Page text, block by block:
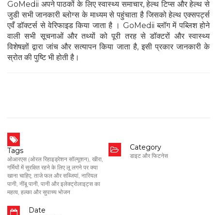
GoMedii अपने पाठकों के लिए स्वास्थ्य समाचार, हेल्थ टिप्स और हेल्थ से
जुडी सभी जानकारी ब्लोग्स के माध्यम से पहुंचाता है जिसको हेल्थ एक्सपर्ट्स
एवँ डॉक्टर्स से वेरिफाइड किया जाता है । GoMedii ब्लॉग में पब्लिश होने
वाली सभी सूचनाओं और तथ्यों को पूरी तरह से डॉक्टरों और स्वास्थ्य
विशेषज्ञों द्वारा जांच और सत्यापन किया जाता है, इसी प्रकार जानकारी के
स्रोत की पुष्टि भी होती है।
Tags
ओआरएस (ओरल रिहाइड्रेशन सॉल्यूशन), खीरा,
गर्मियों में सुरक्षित रहने के लिए लू लगने पर क्या
खाना चाहिए, ताजे फल और सब्जियां, नारियल
पानी, नींबू पानी, पानी और इलेक्ट्रोलाइट्स का
महत्व, हल्का और सुपाच्य भोजन
Category
डाइट और फिटनेस
Date